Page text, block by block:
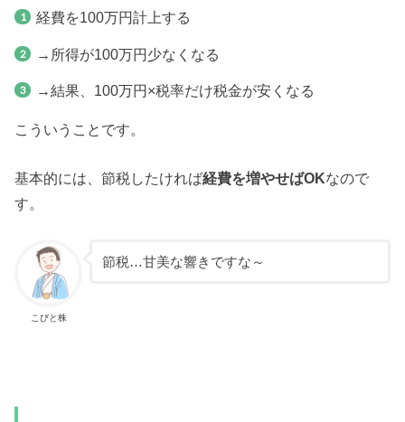
経費を100万円計上する
→所得が100万円少なくなる
→結果、100万円×税率だけ税金が安くなる
こういうことです。
基本的には、節税したければ経費を増やせばOKなので
す。
こびと株
節税…甘美な響きですな～